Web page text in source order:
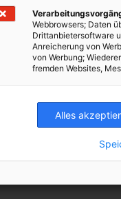
über nützliche
der Umwelt
Artikel in diesem
Steinriegel
Webbrowsers; Daten
Drittanbietersoftware
Anreicherung von
von Werbung;
fremden Websites,
Alles